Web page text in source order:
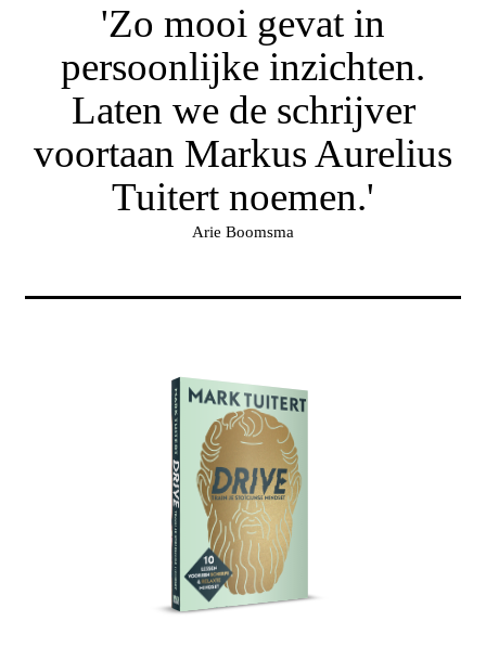
'Zo mooi gevat in
persoonlijke inzichten.
Laten we de schrijver
voortaan Markus Aurelius
Tuitert noemen.'
Arie Boomsma